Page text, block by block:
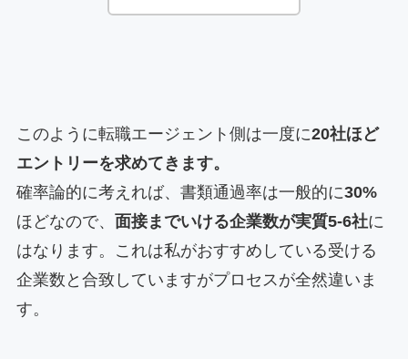
このように転職エージェント側は一度に20社ほど
エントリーを求めてきます。
確率論的に考えれば、書類通過率は一般的に30%
ほどなので、 面接までいける企業数が実質5-6社に
はなります。これは私がおすすめしている受ける
企業数と合致していますがプロセスが全然違いま
す。